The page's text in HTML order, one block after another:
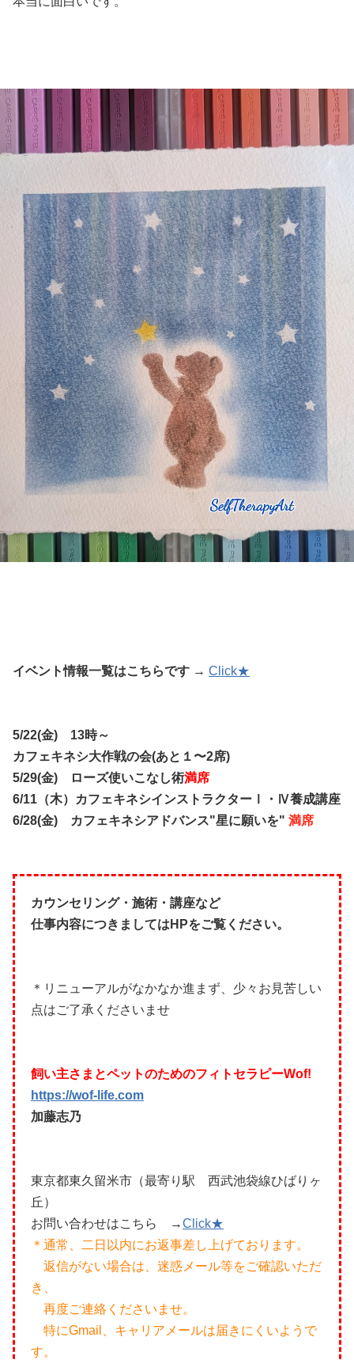
イベント情報一覧はこちらです → Click★
5/22(金) 13時～
カフェキネシ大作戦の会(あと１〜2席)
5/29(金) ローズ使いこなし術満席
6/11（木）カフェキネシインストラクターⅠ・Ⅳ養成講座
6/28(金) カフェキネシアドバンス"星に願いを" 満席
カウンセリング・施術・講座など
仕事内容につきましてはHPをご覧ください。
＊リニューアルがなかなか進まず、少々お見苦しい
点はご了承くださいませ
飼い主さまとペットのためのフィトセラピーWof!
https://wof-life.com
加藤志乃
東京都東久留米市（最寄り駅 西武池袋線ひばりヶ
丘）
お問い合わせはこちら →Click★
＊通常、二日以内にお返事差し上げております。
返信がない場合は、迷惑メール等をご確認いただ
き、
再度ご連絡くださいませ。
特にGmail、キャリアメールは届きにくいようで
す。